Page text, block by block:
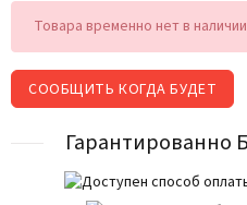
Товара временно нет в наличии
СООБЩИТЬ КОГДА БУДЕТ
Гарантированно